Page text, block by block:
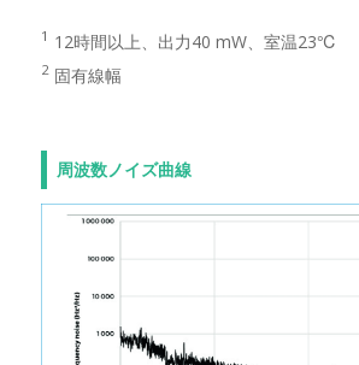
1 12時間以上、出力40 mW、室温23℃
2固有線幅
周波数ノイズ曲線